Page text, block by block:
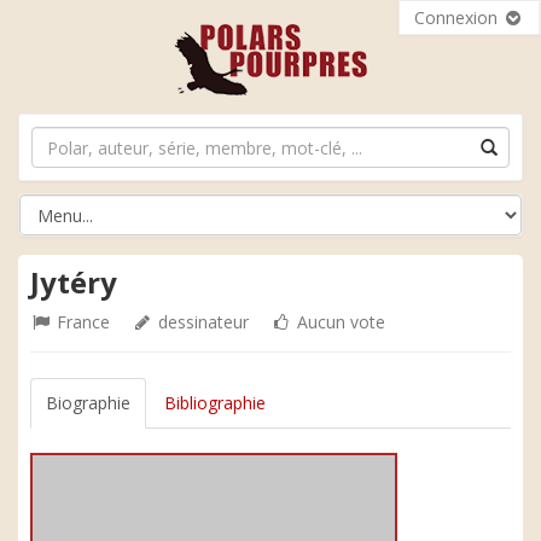
Connexion
Jytéry
France dessinateur Aucun vote
Biographie Bibliographie